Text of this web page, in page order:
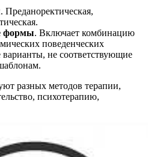
. Преданоректическая,
формы. Включает комбинацию
поведенческих
не соответствующие
разных методов терапии,
психотерапию,